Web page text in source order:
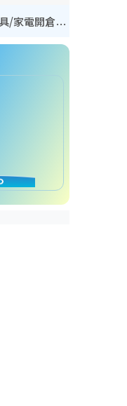
廚具開倉｜特福Tefal廚具/家電開倉低至3折！$220起買平底鍋/炒鑊/湯煲！電飯煲/吸塵機/燙斗$418起